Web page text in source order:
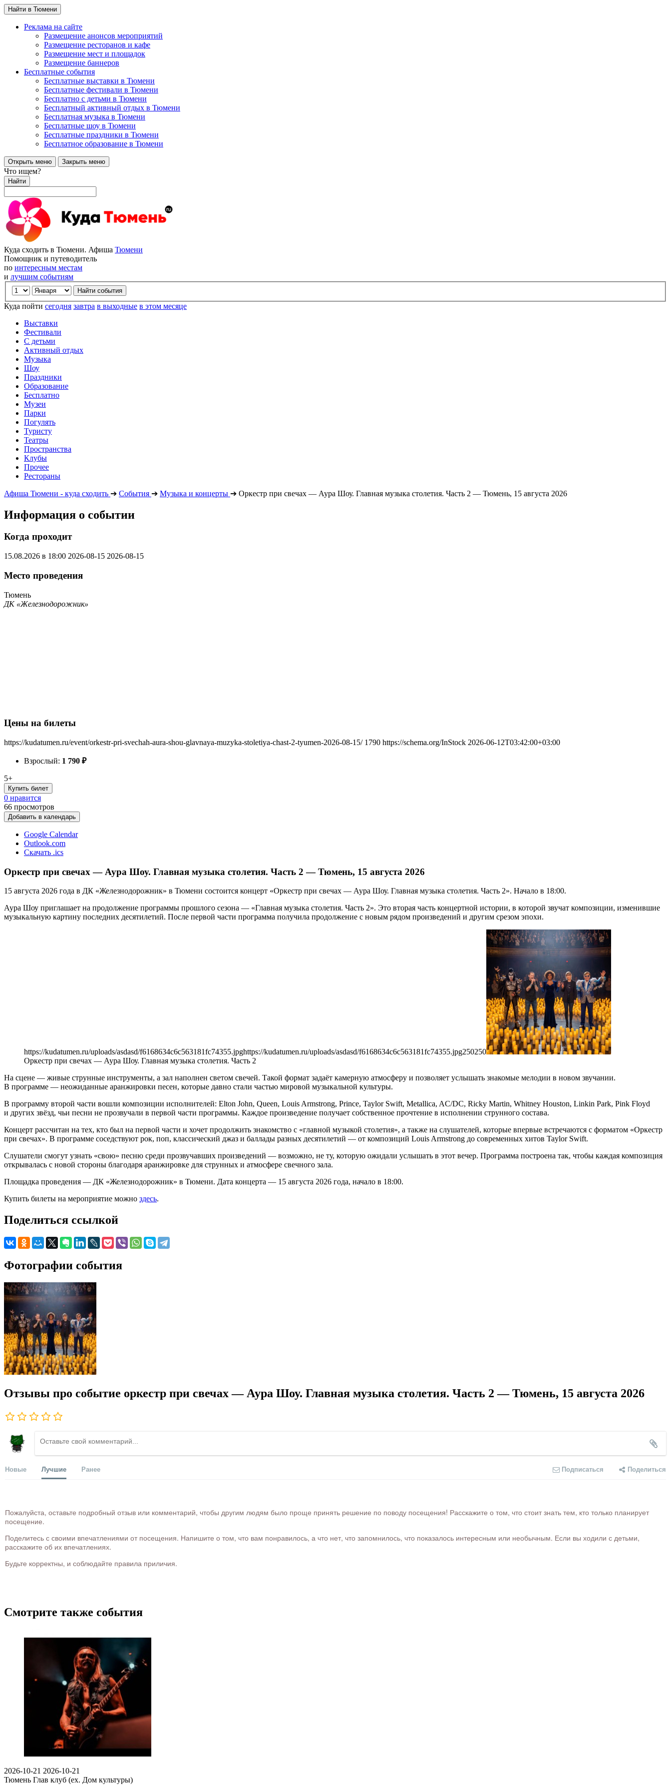
Найти в Тюмени
Реклама на сайте
Размещение анонсов мероприятий
Размещение ресторанов и кафе
Размещение мест и площадок
Размещение баннеров
Бесплатные события
Бесплатные выставки в Тюмени
Бесплатные фестивали в Тюмени
Бесплатно с детьми в Тюмени
Бесплатный активный отдых в Тюмени
Бесплатная музыка в Тюмени
Бесплатные шоу в Тюмени
Бесплатные праздники в Тюмени
Бесплатное образование в Тюмени
Открыть меню Закрыть меню
Что ищем?
Найти
Куда сходить в Тюмени. Афиша Тюмени
Помощник и путеводитель
по интересным местам
и лучшим событиям
Куда пойти сегодня завтра в выходные в этом месяце
Выставки
Фестивали
С детьми
Активный отдых
Музыка
Шоу
Праздники
Образование
Бесплатно
Музеи
Парки
Погулять
Туристу
Театры
Пространства
Клубы
Прочее
Рестораны
Афиша Тюмени - куда сходить ➔ События ➔ Музыка и концерты ➔ Оркестр при свечах — Аура Шоу. Главная музыка столетия. Часть 2 — Тюмень, 15 августа 2026
Информация о событии
Когда проходит
15.08.2026 в 18:00 2026-08-15 2026-08-15
Место проведения
Тюмень
ДК «Железнодорожник»
Цены на билеты
https://kudatumen.ru/event/orkestr-pri-svechah-aura-shou-glavnaya-muzyka-stoletiya-chast-2-tyumen-2026-08-15/ 1790 https://schema.org/InStock 2026-06-12T03:42:00+03:00
Взрослый: 1 790 ₽
5+
Купить билет
0 нравится
66 просмотров
Добавить в календарь
Google Calendar
Outlook.com
Скачать .ics
Оркестр при свечах — Аура Шоу. Главная музыка столетия. Часть 2 — Тюмень, 15 августа 2026
15 августа 2026 года в ДК «Железнодорожник» в Тюмени состоится концерт «Оркестр при свечах — Аура Шоу. Главная музыка столетия. Часть 2». Начало в 18:00.
Аура Шоу приглашает на продолжение программы прошлого сезона — «Главная музыка столетия. Часть 2». Это вторая часть концертной истории, в которой звучат композиции, изменившие
музыкальную картину последних десятилетий. После первой части программа получила продолжение с новым рядом произведений и другим срезом эпохи.
https://kudatumen.ru/uploads/asdasd/f6168634c6c563181fc74355.jpghttps://kudatumen.ru/uploads/asdasd/f6168634c6c563181fc74355.jpg250250
Оркестр при свечах — Аура Шоу. Главная музыка столетия. Часть 2
На сцене — живые струнные инструменты, а зал наполнен светом свечей. Такой формат задаёт камерную атмосферу и позволяет услышать знакомые мелодии в новом звучании.
В программе — неожиданные аранжировки песен, которые давно стали частью мировой музыкальной культуры.
В программу второй части вошли композиции исполнителей: Elton John, Queen, Louis Armstrong, Prince, Taylor Swift, Metallica, AC/DC, Ricky Martin, Whitney Houston, Linkin Park, Pink Floyd
и других звёзд, чьи песни не прозвучали в первой части программы. Каждое произведение получает собственное прочтение в исполнении струнного состава.
Концерт рассчитан на тех, кто был на первой части и хочет продолжить знакомство с «главной музыкой столетия», а также на слушателей, которые впервые встречаются с форматом «Оркестр
при свечах». В программе соседствуют рок, поп, классический джаз и баллады разных десятилетий — от композиций Louis Armstrong до современных хитов Taylor Swift.
Слушатели смогут узнать «свою» песню среди прозвучавших произведений — возможно, не ту, которую ожидали услышать в этот вечер. Программа построена так, чтобы каждая композиция
открывалась с новой стороны благодаря аранжировке для струнных и атмосфере свечного зала.
Площадка проведения — ДК «Железнодорожник» в Тюмени. Дата концерта — 15 августа 2026 года, начало в 18:00.
Купить билеты на мероприятие можно здесь.
Поделиться ссылкой
Фотографии события
Отзывы про событие оркестр при свечах — Аура Шоу. Главная музыка столетия. Часть 2 — Тюмень, 15 августа 2026
Новые Лучшие Ранее Подписаться Поделиться
Пожалуйста, оставьте подробный отзыв или комментарий, чтобы другим людям было проще принять решение по поводу посещения! Расскажите о том, что стоит знать тем, кто только планирует
посещение.
Поделитесь с своими впечатлениями от посещения. Напишите о том, что вам понравилось, а что нет, что запомнилось, что показалось интересным или необычным. Если вы ходили с детьми,
расскажите об их впечатлениях.
Будьте корректны, и соблюдайте правила приличия.
Смотрите также события
2026-10-21 2026-10-21
Тюмень Глав клуб (ex. Дом культуры)